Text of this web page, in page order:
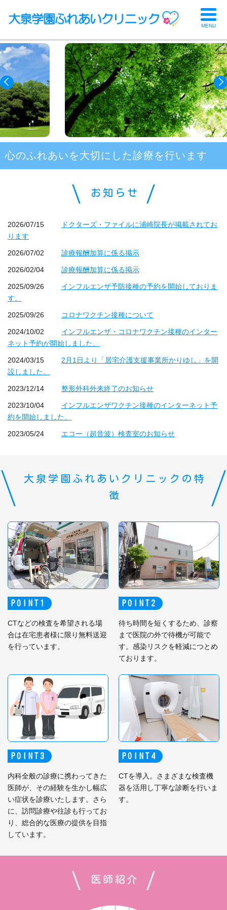
MENU
心のふれあいを大切にした診療を行います
お知らせ
2026/07/15
ドクターズ・ファイルに浦崎院長が掲載されてお
ります
2026/07/02 診療報酬加算に係る掲示
2026/02/04 診療報酬加算に係る掲示
2025/09/26
インフルエンザ予防接種の予約を開始しておりま
す。
2025/09/26 コロナワクチン接種について
2024/10/02
インフルエンザ・コロナワクチン接種のインター
ネット予約が開始しました。
2024/03/15
2月1日より「居宅介護支援事業所かりゆし」を開
設しました。
2023/12/14 整形外科外来終了のお知らせ
2023/10/04
インフルエンザワクチン接種のインターネット予
約を開始しました。
2023/05/24 エコー（超音波）検査室のお知らせ
大泉学園ふれあいクリニックの特
徴
POINT
CTなどの検査を希望される場
合は在宅患者様に限り無料送迎
を行っています。
POINT
待ち時間を短くするため、診察
まで医院の外で待機が可能で
す。感染リスクを軽減につとめ
ております。
POINT
内科全般の診療に携わってきた
医師が、その経験を生かし幅広
い症状を診療いたします。さら
に、訪問診療や往診も行ってお
り、総合的な医療の提供を目指
しています。
POINT
CTを導入。さまざまな検査機
器を活用し丁寧な診断を行いま
す。
医師紹介